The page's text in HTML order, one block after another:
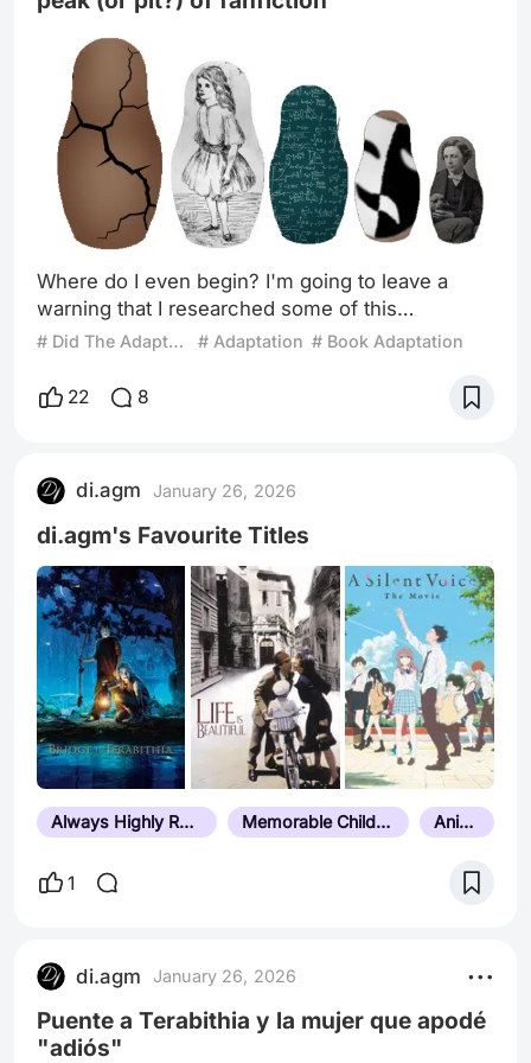
Where do I even begin? I'm going to leave a
warning that I researched some of this
information while writing this so it can feel like
Adventures Under Ground is a story that has had
comics, videogames, etc. It's really crazy,
because you would think that with
# Did The Adaptation Get It Right? # Adaptation # Book Adaptation
22 8
di.agm January 26, 2026
di.agm's Favourite Titles
Always Highly Rated Memorable Child Actor Performances Anime
1
di.agm January 26, 2026
Puente a Terabithia y la mujer que apodé
"adiós"